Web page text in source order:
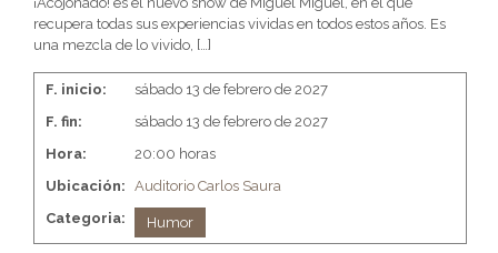
recupera todas sus experiencias vividas en todos estos años. Es
una mezcla de lo vivido, […]
F. inicio:
sábado 13 de febrero de 2027
F. fin:
sábado 13 de febrero de 2027
Hora:
20:00 horas
Ubicación: Auditorio Carlos Saura
Categoria:
Humor